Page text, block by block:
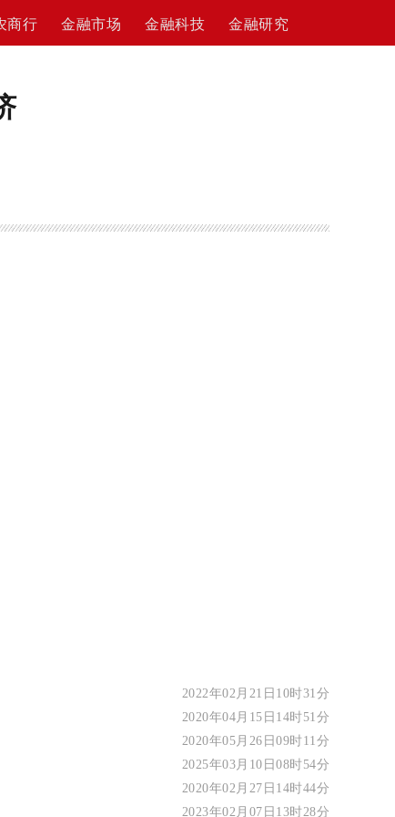
商行 金融市场 金融科技 金融研究
2022年02月21日10时31分
2020年04月15日14时51分
2020年05月26日09时11分
2025年03月10日08时54分
2020年02月27日14时44分
2023年02月07日13时28分